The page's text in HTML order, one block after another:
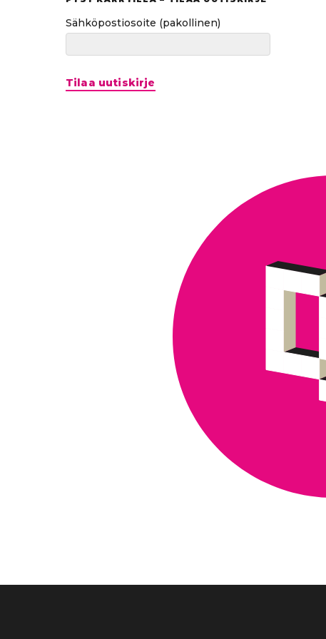
Sähköpostiosoite (pakollinen)
Tilaa uutiskirje